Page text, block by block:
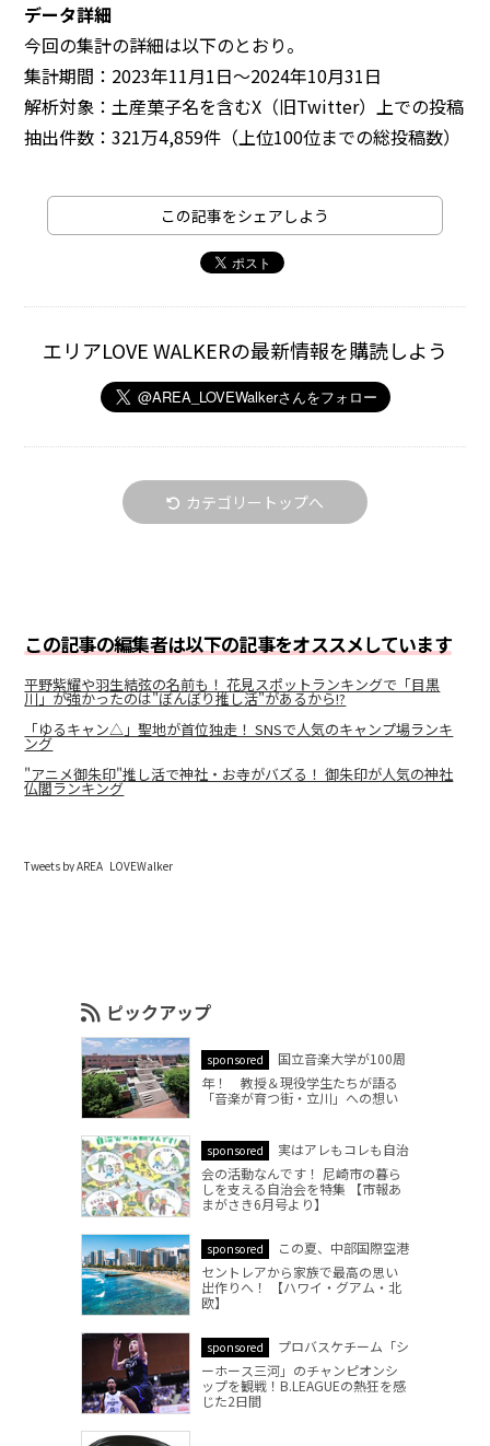
データ詳細
今回の集計の詳細は以下のとおり。
集計期間：2023年11月1日～2024年10月31日
解析対象：土産菓子名を含むX（旧Twitter）上での投稿
抽出件数：321万4,859件（上位100位までの総投稿数）
この記事をシェアしよう
エリアLOVE WALKERの最新情報を購読しよう
カテゴリートップへ
この記事の編集者は以下の記事をオススメしています
平野紫耀や羽生結弦の名前も！ 花見スポットランキングで「目黒
川」が強かったのは"ぼんぼり推し活"があるから!?
「ゆるキャン△」聖地が首位独走！ SNSで人気のキャンプ場ランキ
ング
"アニメ御朱印"推し活で神社・お寺がバズる！ 御朱印が人気の神社
仏閣ランキング
Tweets by AREA_LOVEWalker
ピックアップ
sponsored
国立音楽大学が100周
年！ 教授＆現役学生たちが語る
「音楽が育つ街・立川」への想い
sponsored
実はアレもコレも自治
会の活動なんです！ 尼崎市の暮ら
しを支える自治会を特集 【市報あ
まがさき6月号より】
sponsored
この夏、中部国際空港
セントレアから家族で最高の思い
出作りへ！ 【ハワイ・グアム・北
欧】
sponsored
プロバスケチーム「シ
ーホース三河」のチャンピオンシ
ップを観戦！B.LEAGUEの熱狂を感
じた2日間